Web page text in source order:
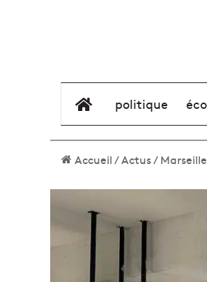
élément de menu
politique
Accueil/Actus/Marseille